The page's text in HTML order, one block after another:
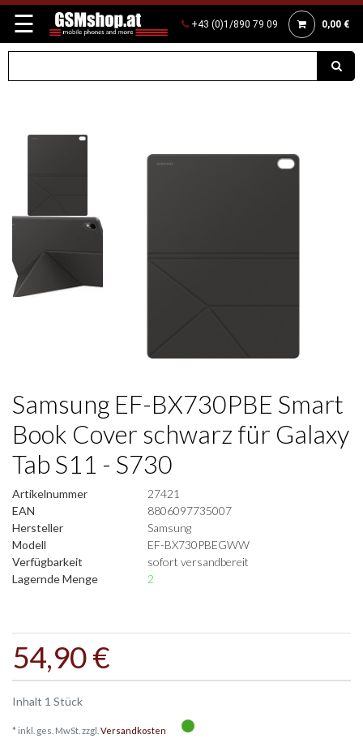
☰ +43 (0)1/890 79 09 0,00 €
Samsung EF-BX730PBE Smart
Book Cover schwarz für Galaxy
Tab S11 - S730
Artikelnummer
27421
EAN
8806097735007
Hersteller
Samsung
Modell
EF-BX730PBEGWW
Verfügbarkeit
sofort versandbereit
Lagernde Menge
2
54,90 €
Inhalt 1 Stück
* inkl. ges. MwSt. zzgl. Versandkosten